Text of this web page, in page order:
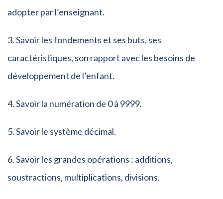
adopter par l’enseignant.
Savoir les fondements et ses buts, ses
caractéristiques, son rapport avec les besoins de
développement de l’enfant.
Savoir la numération de 0 à 9999.
Savoir le système décimal.
Savoir les grandes opérations : additions,
soustractions, multiplications, divisions.